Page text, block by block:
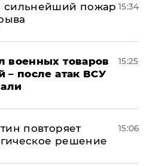
сильнейший пожар 15:34
военных товаров
– после атак ВСУ
15:25
повторяет
решение
15:06